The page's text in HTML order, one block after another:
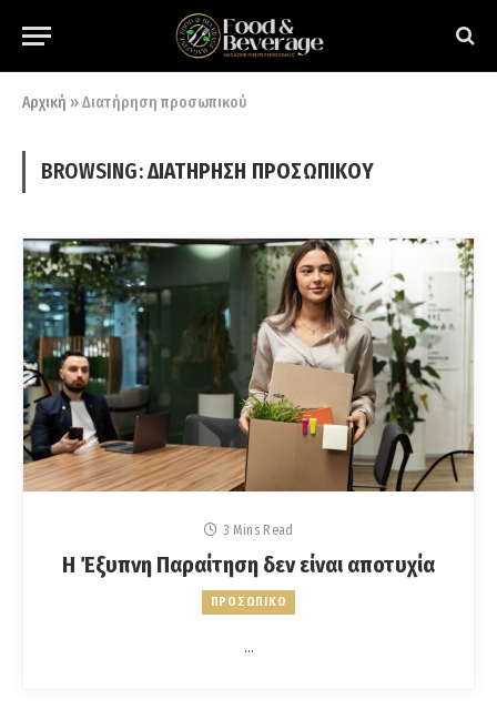
Αρχική »Διατήρηση προσωπικού
BROWSING:ΔΙΑΤΉΡΗΣΗ ΠΡΟΣΩΠΙΚΟΎ
3 Mins Read
Η Έξυπνη Παραίτηση δεν είναι αποτυχία
ΠΡΟΣΩΠΙΚΟ
…